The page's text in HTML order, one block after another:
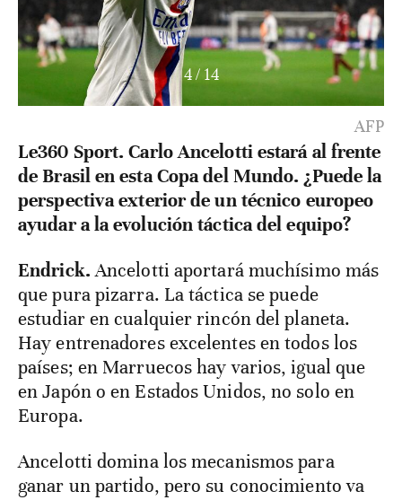
4/ 14
AFP
Le360 Sport. Carlo Ancelotti estará al frente
de Brasil en esta Copa del Mundo. ¿Puede la
perspectiva exterior de un técnico europeo
ayudar a la evolución táctica del equipo?
Endrick.Ancelotti aportará muchísimo más
que pura pizarra. La táctica se puede
estudiar en cualquier rincón del planeta.
Hay entrenadores excelentes en todos los
países; en Marruecos hay varios, igual que
en Japón o en Estados Unidos, no solo en
Europa.
Ancelotti domina los mecanismos para
ganar un partido, pero su conocimiento va